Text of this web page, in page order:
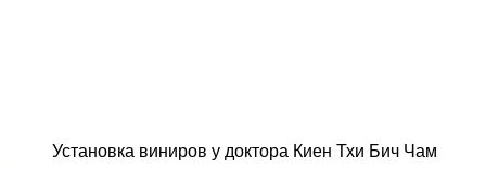
Установка виниров у доктора Киен Тхи Бич Чам